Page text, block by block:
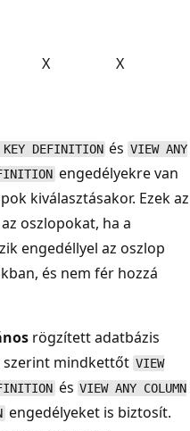
X X
KEY DEFINITION és VIEW ANY
engedélyekre van
kiválasztásakor. Ezek az
oszlopokat, ha a
engedéllyel az oszlop
és nem fér hozzá
rögzített adatbázis
szerint mindkettőt VIEW
és VIEW ANY COLUMN
engedélyeket is biztosít.